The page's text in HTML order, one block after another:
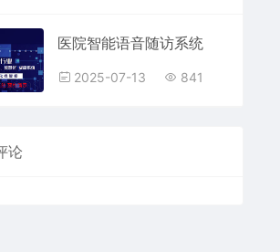
医院智能语音随访系统
2025-07-13 841
论